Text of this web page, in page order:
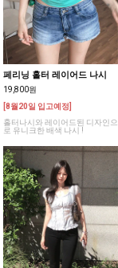
페리닝 홀터 레이어드 나시
19,800원
[8월20일 입고예정]
홀터나시와 레이어드된 디자인으
로 유니크한 배색 나시 !